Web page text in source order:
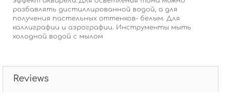
разбавлять дистиллированной водой, а для
получения пастельных оттенков- белым. Для
каллиграфии и аэрографии. Инструменты мыть
холодной водой с мылом
Reviews